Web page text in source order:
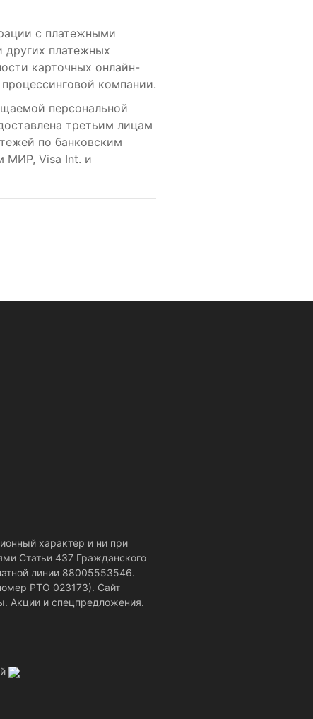
с платежными
других платежных
карточных онлайн-
компании.
персональной
третьим лицам
по банковским
МИР, Visa Int. и
характер и ни при
Статьи 437 Гражданского
линии 88005553546.
РТО 023173). Сайт
Акции и спецпредложения.